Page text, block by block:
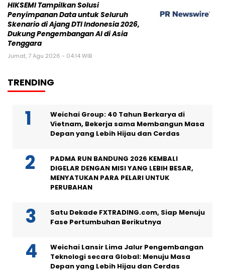
HIKSEMI Tampilkan Solusi
Penyimpanan Data untuk Seluruh
Skenario di Ajang DTI Indonesia 2026,
Dukung Pengembangan AI di Asia
Tenggara
Jumat, 7 Agu 2026 - 04:14 WIB
TRENDING
Weichai Group: 40 Tahun Berkarya di
Vietnam, Bekerja sama Membangun Masa
Depan yang Lebih Hijau dan Cerdas
PADMA RUN BANDUNG 2026 KEMBALI
DIGELAR DENGAN MISI YANG LEBIH BESAR,
MENYATUKAN PARA PELARI UNTUK
PERUBAHAN
Satu Dekade FXTRADING.com, Siap Menuju
Fase Pertumbuhan Berikutnya
Weichai Lansir Lima Jalur Pengembangan
Teknologi secara Global: Menuju Masa
Depan yang Lebih Hijau dan Cerdas